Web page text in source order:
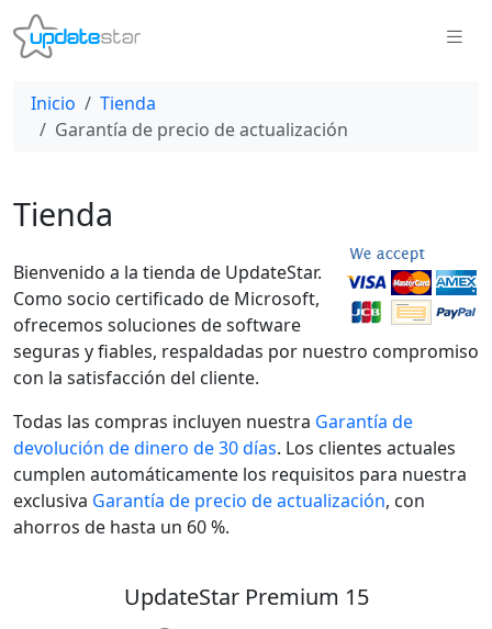
Inicio
Tienda
Garantía de precio de actualización
Tienda
Bienvenido a la tienda de UpdateStar.
Como socio certificado de Microsoft,
ofrecemos soluciones de software
seguras y fiables, respaldadas por nuestro compromiso
con la satisfacción del cliente.
Todas las compras incluyen nuestra Garantía de
devolución de dinero de 30 días. Los clientes actuales
cumplen automáticamente los requisitos para nuestra
exclusiva Garantía de precio de actualización, con
ahorros de hasta un 60 %.
UpdateStar Premium 15